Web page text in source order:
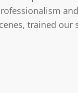
trained